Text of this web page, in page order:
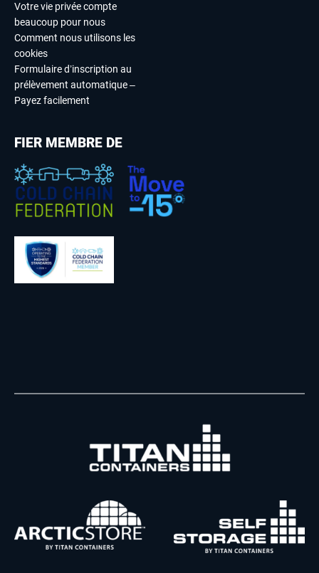
Votre vie privée compte
beaucoup pour nous
Comment nous utilisons les
cookies
Formulaire d’inscription au
prélèvement automatique –
Payez facilement
FIER MEMBRE DE